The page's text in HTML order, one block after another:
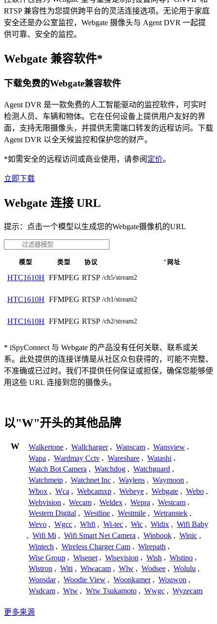
RTSP 兼容性为您提供跨平台的灵活连接选项。无论用于家庭
安全还是办公室监控，Webgate 摄像头与 Agent DVR 一起提
供可靠、安全的监控。
Webgate 兼容软件*
下载免费的Webgate兼容软件
Agent DVR 是一款免费的人工智能驱动的监控软件，可实时
检测人员、车辆和物体。它在任何设备上提供用户友好的界
面，支持无限摄像头，并提供无需端口转发的远程访问。下载
Agent DVR 以全天候监控和保护您的财产。
*如需安全的远程访问或商业使用，请参阅 定价。
立即下载
Webgate 连接 URL
提示：点击一个模型以生成您的Webgate摄像机的URL
模型 类型 协议 "网址
HTC1610H FFMPEG RTSP /ch5/stream2
HTC1610H FFMPEG RTSP /ch1/stream2
HTC1610H FFMPEG RTSP /ch2/stream2
* iSpyConnect 与 Webgate 的产品没有任何关联、联系或关
系。此处提供的连接详情是从社区众包获得的，可能不完整、
不准确或已过时。我们不提供任何保证或担保，确保您能够使
用这些 URL 连接到您的摄像头。
以"W"开头的其他品牌
W Walkertone , Wallcharger , Wanscam , Wansview ,
Wapa , Wardmay Cctv , Wareshare , Watashi ,
Watch Bot Camera , Watchdog , Watchguard ,
Watchmeip , Watchnet Inc , Waylens , Waymoon ,
Wbox , Wca , Webcamxp , Webeye , Webgate , Webo ,
Webvision , Wecam , Weldex , Wepra , Westcam ,
Western Digital , Westline , Westmile , Wetranstek ,
Wevo , Wgcc , Whfi , Wi-tec , Wic , Widix , Wifi Baby
, Wifi Mi , Wifi Smart Net Camera , Winbook , Winic ,
Wintech , Wireless Charger Cam , Wirepath ,
Wise Group , Wisenet , Wisevision , Wish , Wistino ,
Wistron , Witi , Wiwacam , Wlw , Wodsee , Wolulu ,
Wonsdar , Woodie View , Woonkamer , Wouwon ,
Wsdcam , Wtw , Wtw Tsukamoto , Wwgc , Wyzecam
更多来源